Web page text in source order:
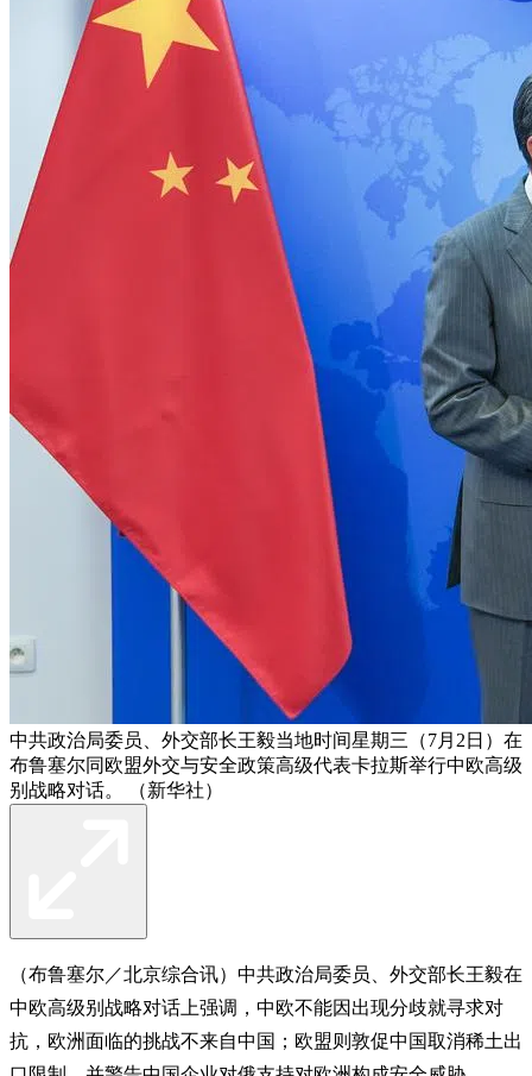
中共政治局委员、外交部长王毅当地时间星期三（7月2日）在
布鲁塞尔同欧盟外交与安全政策高级代表卡拉斯举行中欧高级
别战略对话。 （新华社）
（布鲁塞尔／北京综合讯）中共政治局委员、外交部长王毅在
中欧高级别战略对话上强调，中欧不能因出现分歧就寻求对
抗，欧洲面临的挑战不来自中国；欧盟则敦促中国取消稀土出